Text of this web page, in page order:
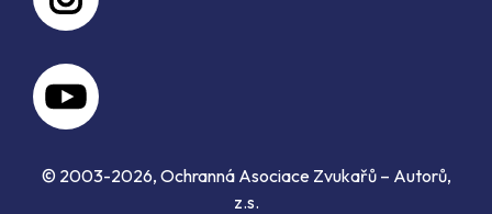
© 2003-2026, Ochranná Asociace Zvukařů – Autorů,
z.s.